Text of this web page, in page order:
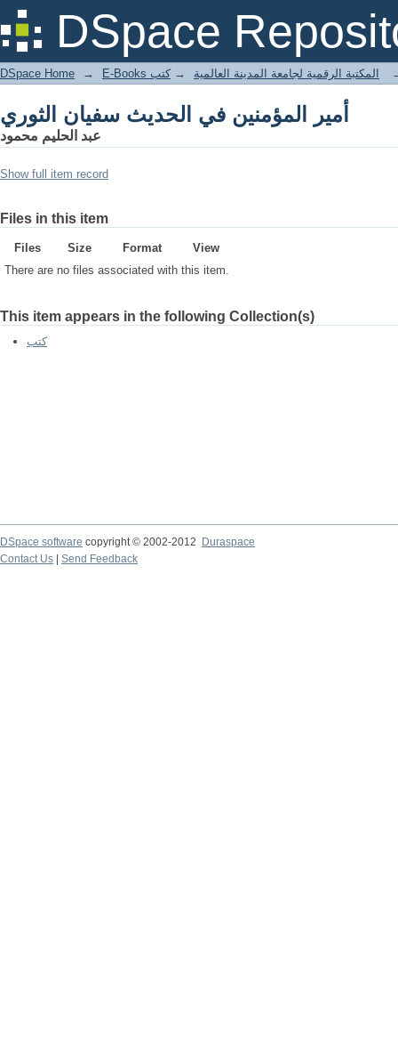
DSpace
أمير المؤمنين في الحديث سفيان الثوري
DSpace Home → E-Books المكتبة الرقمية لجامعة المدينة العالمية → كتب
أمير المؤمنين في الحديث سفيان الثوري
عبد الحليم محمود
Show full item record
Files in this item
Files Size Format
View
There are no files associated with this item.
This item appears in the following Collection(s)
كتب
DSpace software copyright © 2002-2012
Duraspace
Contact Us
Send Feedback